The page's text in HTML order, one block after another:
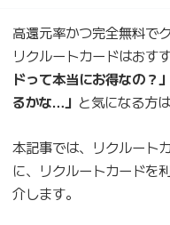
高還元率かつ完全無料で
リクルートカードはおす
ドって本当にお得なの？
るかな…」 と気になる方
本記事では、リクルート
に、リクルートカードを
介します。